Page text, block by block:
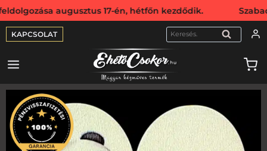
17-én, hétfőn kezdődik.
KAPCSOLAT KERESÉS